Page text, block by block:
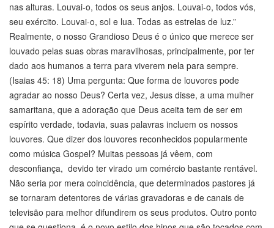
nas alturas. Louvai-o, todos os seus anjos. Louvai-o, todos vós,
seu exército. Louvai-o, sol e lua. Todas as estrelas de luz.”
Realmente, o nosso Grandioso Deus é o único que merece ser
louvado pelas suas obras maravilhosas, principalmente, por ter
dado aos humanos a terra para viverem nela para sempre.
(Isaias 45: 18) Uma pergunta: Que forma de louvores pode
agradar ao nosso Deus? Certa vez, Jesus disse, a uma mulher
samaritana, que a adoração que Deus aceita tem de ser em
espírito verdade, todavia, suas palavras incluem os nossos
louvores. Que dizer dos louvores reconhecidos popularmente
como música Gospel? Muitas pessoas já vêem, com
desconfiança, devido ter virado um comércio bastante rentável.
Não seria por mera coincidência, que determinados pastores já
se tornaram detentores de várias gravadoras e de canais de
televisão para melhor difundirem os seus produtos. Outro ponto